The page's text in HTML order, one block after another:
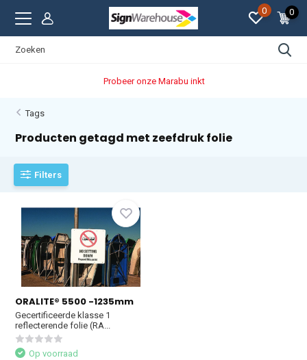
0 0
Probeer onze Marabu inkt
Tags
Producten getagd met zeefdruk folie
Filters
ORALITE® 5500 -1235mm
Gecertificeerde klasse 1
reflecterende folie (RA...
Op voorraad